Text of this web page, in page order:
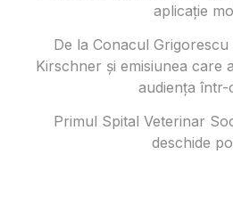
aplicație
De la Conacul
Kirschner și emisiunea care
audiența într-
Primul Spital Veterinar
deschide